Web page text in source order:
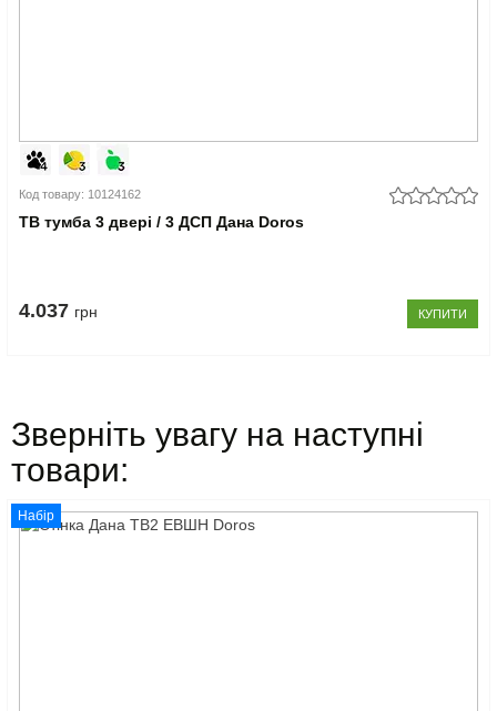
Код товару: 10124162
ТВ тумба 3 двері / 3 ДСП Дана Doros
4.037 грн КУПИТИ
Зверніть увагу на наступні
товари:
Набір